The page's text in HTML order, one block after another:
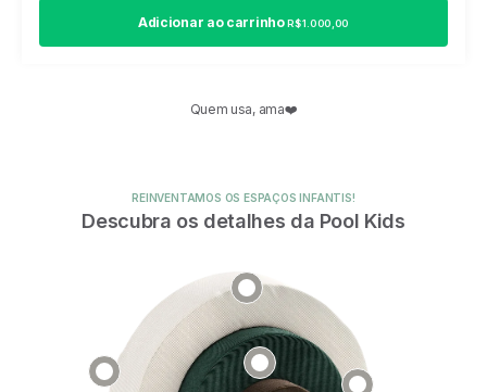
Adicionar ao carrinho R$ 1.000,00
Quem usa, ama❤️
REINVENTAMOS OS ESPAÇOS INFANTIS!
Descubra os detalhes da Pool Kids